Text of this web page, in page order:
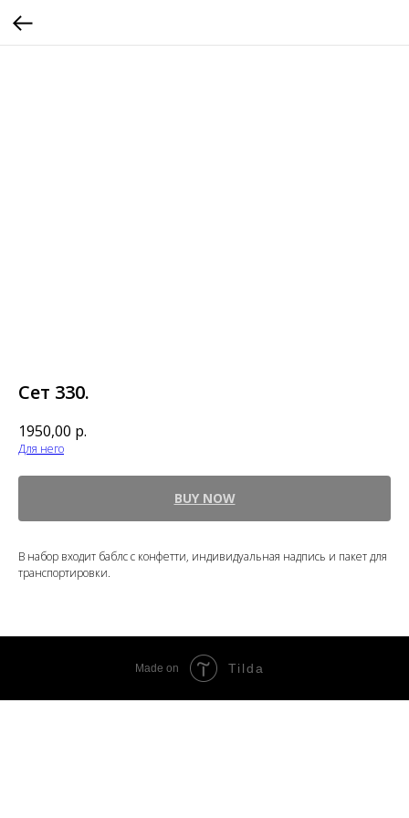
Сет 330.
1950,00 р.
Для него
BUY NOW
В набор входит баблс с конфетти, индивидуальная надпись и пакет для
транспортировки.
Made on Tilda